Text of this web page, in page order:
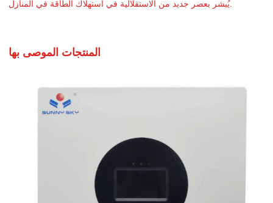
يُبشر بعصر جديد من الاستقلالية في استهلاك الطاقة في المنازل.
المنتجات الموصى بها